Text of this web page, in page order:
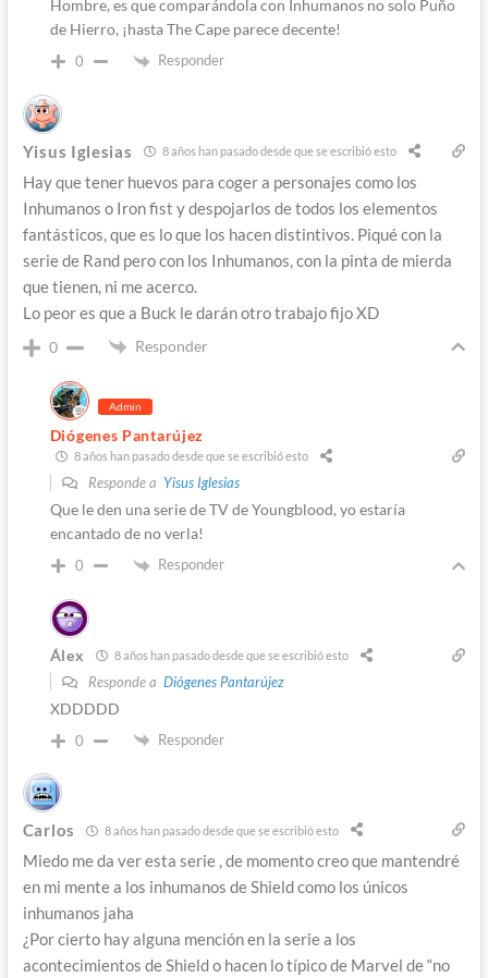
Hombre, es que comparándola con Inhumanos no solo Puño
de Hierro, ¡hasta The Cape parece decente!
0 Responder
Yisus Iglesias 8 años han pasado desde que se escribió esto
Hay que tener huevos para coger a personajes como los
Inhumanos o Iron fist y despojarlos de todos los elementos
fantásticos, que es lo que los hacen distintivos. Piqué con la
serie de Rand pero con los Inhumanos, con la pinta de mierda
que tienen, ni me acerco.
Lo peor es que a Buck le darán otro trabajo fijo XD
0 Responder
Admin
Diógenes Pantarújez
8 años han pasado desde que se escribió esto
Responde a Yisus Iglesias
Que le den una serie de TV de Youngblood, yo estaría
encantado de no verla!
0 Responder
Álex 8 años han pasado desde que se escribió esto
Responde a Diógenes Pantarújez
XDDDDD
0 Responder
Carlos 8 años han pasado desde que se escribió esto
Miedo me da ver esta serie , de momento creo que mantendré
en mi mente a los inhumanos de Shield como los únicos
inhumanos jaha
¿Por cierto hay alguna mención en la serie a los
acontecimientos de Shield o hacen lo típico de Marvel de “no